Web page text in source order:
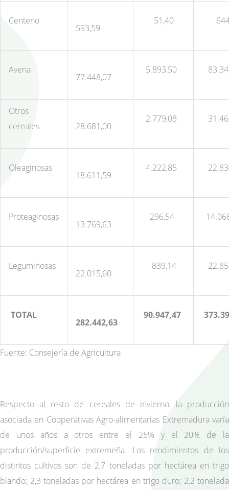
Centeno
593,59
51,40
Avena
77.448,07
5.893,50
Otros
cereales
28.681,00
2.779,08
Oleaginosas
18.611,59
4.222,85
Proteaginosas
13.769,63
296,54
Leguminosas
22.015,60
839,14
TOTAL
282.442,63
90.947,47
Fuente: Consejería de Agricultura
Respecto al resto de cereales de invierno, la producción
asociada en Cooperativas Agro-alimentarias Extremadura varía
de unos años a otros entre el 25% y el 20% de la
producción/superficie extremeña. Los rendimientos de los
distintos cultivos son de 2,7 toneladas por hectárea en trigo
blando; 2,3 toneladas por hectárea en trigo duro; 2,2 tonelada